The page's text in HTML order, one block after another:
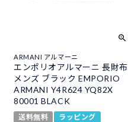
ARMANI アルマーニ
エンポリオアルマーニ 長財布
メンズ ブラック EMPORIO
ARMANI Y4R624 YQ82X
80001 BLACK
送料無料
ラッピング